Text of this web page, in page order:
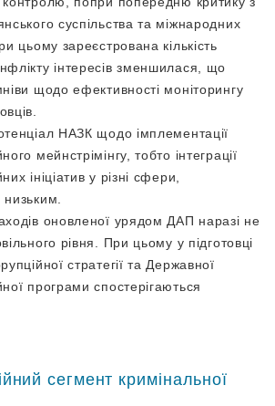
суспільства та міжнародних
цьому зареєстрована кількість
інтересів зменшилася, що
щодо ефективності моніторингу
НАЗК щодо імплементації
мейнстрімінгу, тобто інтеграції
ініціатив у різні сфери,
оновленої урядом ДАП наразі не
рівня. При цьому у підготовці
стратегії та Державної
програми спостерігаються
сегмент кримінальної